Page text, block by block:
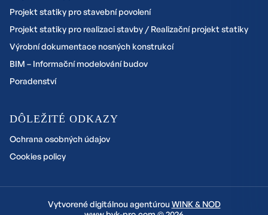
Projekt statiky pro stavební povolení
Projekt statiky pro realizaci stavby / Realizační projekt statiky
Výrobní dokumentace nosných konstrukcí
BIM – Informační modelování budov
Poradenství
DÔLEŽITÉ ODKAZY
Ochrana osobných údajov
Cookies policy
Vytvorené digitálnou agentúrou WINK & NOD